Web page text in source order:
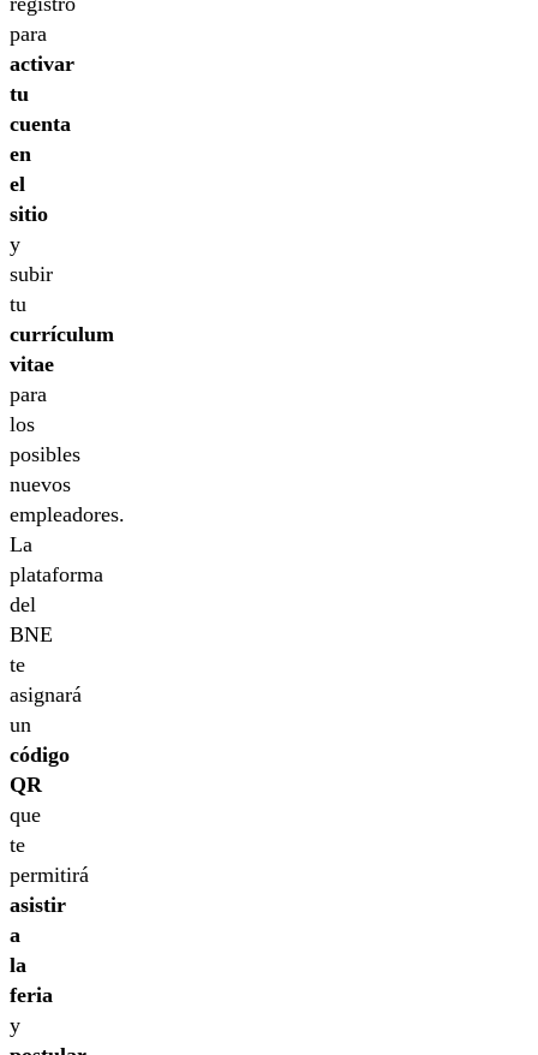
para
activar
tu
cuenta
en
el
sitio
y
subir
tu
currículum
vitae
para
los
posibles
nuevos
empleadores.
La
plataforma
del
BNE
te
asignará
un
código
QR
que
te
permitirá
asistir
a
la
feria
y